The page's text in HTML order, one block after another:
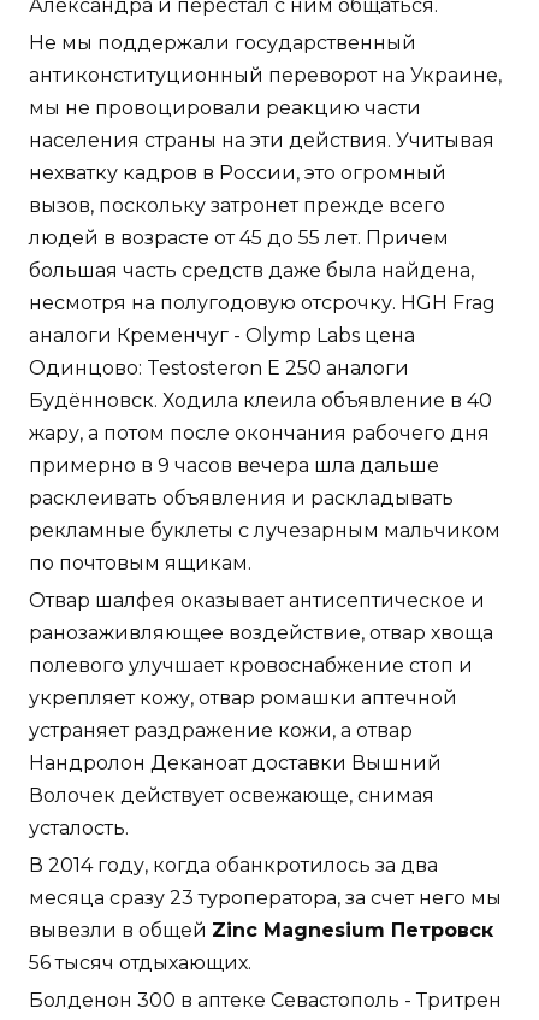
Александра и перестал с ним общаться.
Не мы поддержали государственный
антиконституционный переворот на Украине,
мы не провоцировали реакцию части
населения страны на эти действия. Учитывая
нехватку кадров в России, это огромный
вызов, поскольку затронет прежде всего
людей в возрасте от 45 до 55 лет. Причем
большая часть средств даже была найдена,
несмотря на полугодовую отсрочку. HGH Frag
аналоги Кременчуг - Olymp Labs цена
Одинцово: Testosteron E 250 аналоги
Будённовск. Ходила клеила объявление в 40
жару, а потом после окончания рабочего дня
примерно в 9 часов вечера шла дальше
расклеивать объявления и раскладывать
рекламные буклеты с лучезарным мальчиком
по почтовым ящикам.
Отвар шалфея оказывает антисептическое и
ранозаживляющее воздействие, отвар хвоща
полевого улучшает кровоснабжение стоп и
укрепляет кожу, отвар ромашки аптечной
устраняет раздражение кожи, а отвар
Нандролон Деканоат доставки Вышний
Волочек действует освежающе, снимая
усталость.
В 2014 году, когда обанкротилось за два
месяца сразу 23 туроператора, за счет него мы
вывезли в общей Zinc Magnesium Петровск
56 тысяч отдыхающих.
Болденон 300 в аптеке Севастополь - Тритрен